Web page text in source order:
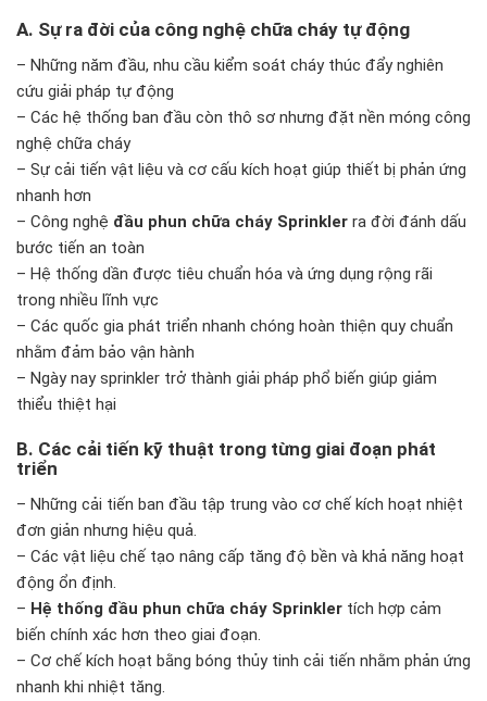
A. Sự ra đời của công nghệ chữa cháy tự động
– Những năm đầu, nhu cầu kiểm soát cháy thúc đẩy nghiên
cứu giải pháp tự động
– Các hệ thống ban đầu còn thô sơ nhưng đặt nền móng công
nghệ chữa cháy
– Sự cải tiến vật liệu và cơ cấu kích hoạt giúp thiết bị phản ứng
nhanh hơn
– Công nghệ đầu phun chữa cháy Sprinkler ra đời đánh dấu
bước tiến an toàn
– Hệ thống dần được tiêu chuẩn hóa và ứng dụng rộng rãi
trong nhiều lĩnh vực
– Các quốc gia phát triển nhanh chóng hoàn thiện quy chuẩn
nhằm đảm bảo vận hành
– Ngày nay sprinkler trở thành giải pháp phổ biến giúp giảm
thiểu thiệt hại
B. Các cải tiến kỹ thuật trong từng giai đoạn phát
triển
– Những cải tiến ban đầu tập trung vào cơ chế kích hoạt nhiệt
đơn giản nhưng hiệu quả.
– Các vật liệu chế tạo nâng cấp tăng độ bền và khả năng hoạt
động ổn định.
– Hệ thống đầu phun chữa cháy Sprinkler tích hợp cảm
biến chính xác hơn theo giai đoạn.
– Cơ chế kích hoạt bằng bóng thủy tinh cải tiến nhằm phản ứng
nhanh khi nhiệt tăng.